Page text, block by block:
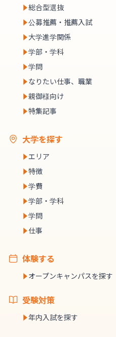
総合型選抜
公募推薦・推薦入試
大学進学関係
学部・学科
学問
なりたい仕事、職業
親御様向け
特集記事
大学を探す
エリア
特徴
学費
学部・学科
学問
仕事
体験する
オープンキャンパスを探す
受験対策
年内入試を探す